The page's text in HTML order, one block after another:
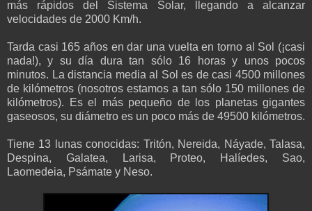
más rápidos del Sistema Solar, llegando a alcanzar
velocidades de 2000 Km/h.
Tarda casi 165 años en dar una vuelta en torno al Sol (¡casi
nada!), y su día dura tan sólo 16 horas y unos pocos
minutos. La distancia media al Sol es de casi 4500 millones
de kilómetros (nosotros estamos a tan sólo 150 millones de
kilómetros). Es el más pequeño de los planetas gigantes
gaseosos, su diámetro es un poco más de 49500 kilómetros.
Tiene 13 lunas conocidas: Tritón, Nereida, Náyade, Talasa,
Despina, Galatea, Larisa, Proteo, Halíedes, Sao,
Laomedeia, Psámate y Neso.